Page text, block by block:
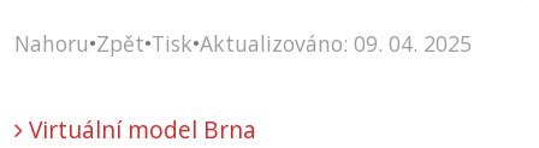
Nahoru•Zpět•Tisk•Aktualizováno: 09. 04. 2025
Virtuální model Brna